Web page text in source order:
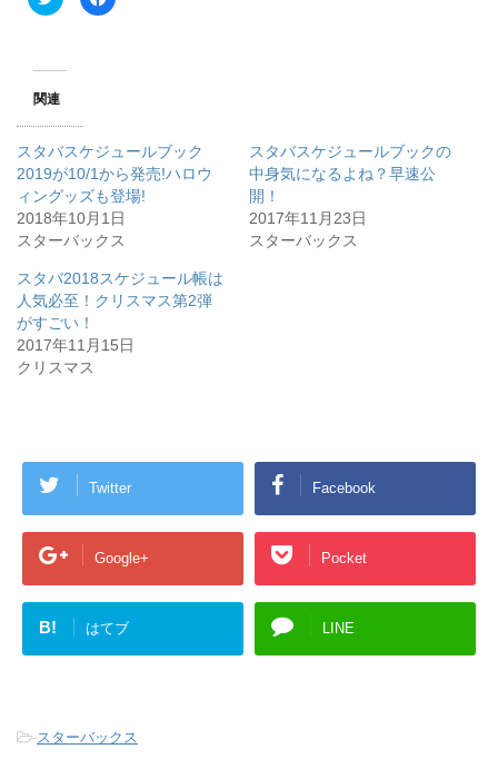
リ
T
i
t
r
で
共
有
(
新
し
い
ィ
ン
ド
ウ
で
開
き
ま
a
る
に
は
ク
リ
ッ
ク
し
く
だ
さ
新
し
開
ま
)
関連
スタバスケジュールブック
2019が10/1から発売!ハロウ
ィングッズも登場!
2018年10月1日
スターバックス
スタバスケジュールブックの
中身気になるよね？早速公
開！
2017年11月23日
スターバックス
スタバ2018スケジュール帳は
人気必至！クリスマス第2弾
がすごい！
2017年11月15日
クリスマス
Twitter Facebook
Google+ Pocket
B! はてブ LINE
-スターバックス